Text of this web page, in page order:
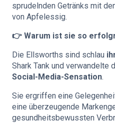
sprudelnden Getränks mit
von Apfelessig.
👉 Warum ist sie so
Die Ellsworths sind schlau
Shark Tank und verwandelte
Social-Media-Sensation.
Sie ergriffen eine
eine überzeugende
gesundheitsbewussten